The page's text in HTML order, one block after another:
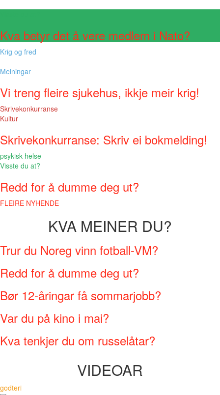
Kva betyr det å vere medlem i Nato?
Krig og fred
Meiningar
Vi treng fleire sjukehus, ikkje meir krig!
Skrivekonkurranse
Kultur
Skrivekonkurranse: Skriv ei bokmelding!
psykisk helse
Visste du at?
Redd for å dumme deg ut?
FLEIRE NYHENDE
KVA MEINER DU?
Trur du Noreg vinn fotball-VM?
Redd for å dumme deg ut?
Bør 12-åringar få sommarjobb?
Var du på kino i mai?
Kva tenkjer du om russelåtar?
VIDEOAR
godteri